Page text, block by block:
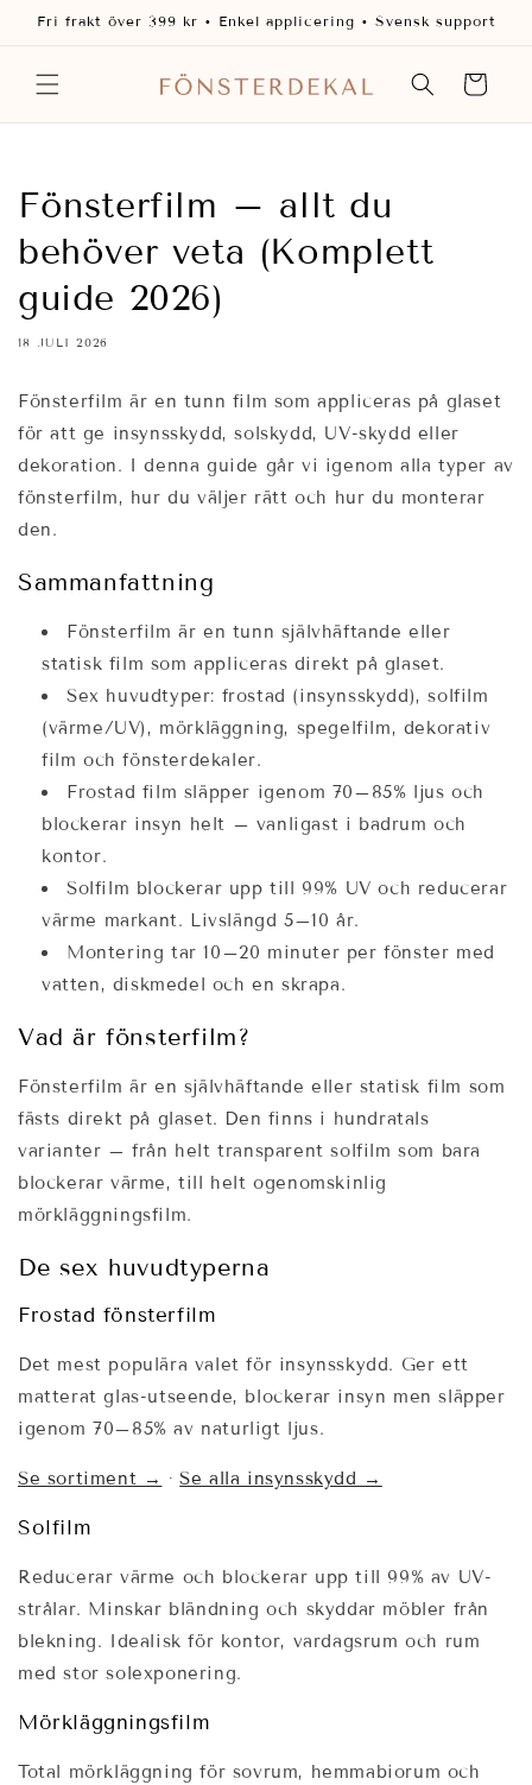
vidare
Fri frakt över 399 kr • Enkel applicering • Svensk support
Varukorg
Fönsterfilm – allt du
behöver veta (Komplett
guide 2026)
18 JULI 2026
Fönsterfilm är en tunn film som appliceras på glaset
för att ge insynsskydd, solskydd, UV-skydd eller
dekoration. I denna guide går vi igenom alla typer av
fönsterfilm, hur du väljer rätt och hur du monterar
den.
Sammanfattning
Fönsterfilm är en tunn självhäftande eller
statisk film som appliceras direkt på glaset.
Sex huvudtyper: frostad (insynsskydd), solfilm
(värme/UV), mörkläggning, spegelfilm, dekorativ
film och fönsterdekaler.
Frostad film släpper igenom 70–85% ljus och
blockerar insyn helt – vanligast i badrum och
kontor.
Solfilm blockerar upp till 99% UV och reducerar
värme markant. Livslängd 5–10 år.
Montering tar 10–20 minuter per fönster med
vatten, diskmedel och en skrapa.
Vad är fönsterfilm?
Fönsterfilm är en självhäftande eller statisk film som
fästs direkt på glaset. Den finns i hundratals
varianter – från helt transparent solfilm som bara
blockerar värme, till helt ogenomskinlig
mörkläggningsfilm.
De sex huvudtyperna
Frostad fönsterfilm
Det mest populära valet för insynsskydd. Ger ett
matterat glas-utseende, blockerar insyn men släpper
igenom 70–85% av naturligt ljus.
Se sortiment → ·Se alla insynsskydd →
Solfilm
Reducerar värme och blockerar upp till 99% av UV-
strålar. Minskar bländning och skyddar möbler från
blekning. Idealisk för kontor, vardagsrum och rum
med stor solexponering.
Mörkläggningsfilm
Total mörkläggning för sovrum, hemmabiorum och